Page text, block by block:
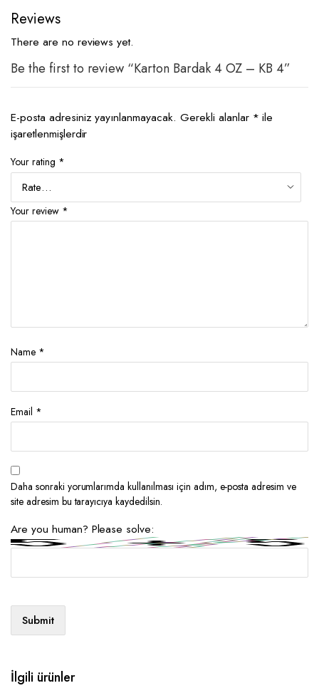
Reviews
There are no reviews yet.
Be the first to review “Karton Bardak 4 OZ – KB 4”
E-posta adresiniz yayınlanmayacak. Gerekli alanlar * ile
işaretlenmişlerdir
Your rating *
Your review *
Name *
Email *
Daha sonraki yorumlarımda kullanılması için adım, e-posta adresim ve
site adresim bu tarayıcıya kaydedilsin.
Are you human? Please solve:
İlgili ürünler